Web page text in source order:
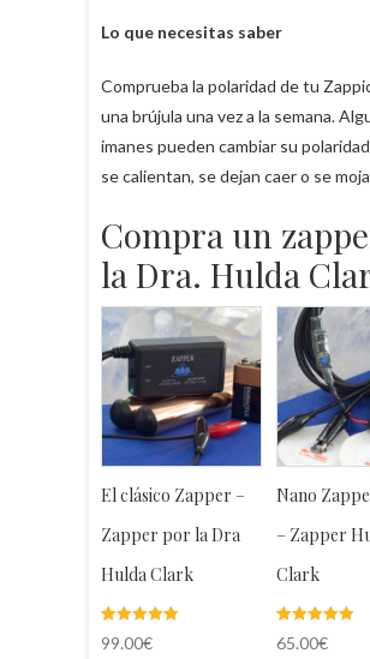
Lo que necesitas saber
Comprueba la polaridad de tu
una brújula una vez a la semana.
imanes pueden cambiar su
se calientan, se dejan caer o se
Compra un
la Dra. Hulda
El clásico Zapper –
Zapper por la Dra
Hulda Clark
Valorado
5.00
5
99.00€
Nano
– Zapper
Clark
Valorado
5.00
3
65.00€